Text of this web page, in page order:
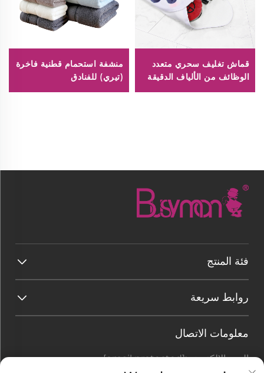
قماش تغليف سحري متعدد
الوظائف من الألياف الدقيقة
منشفة استحمام قطنية فاخرة
(تيري) للفنادق
فئة المنتج
روابط سريعة
معلومات الاتصال
البريد الإلكتروني:[email protected]